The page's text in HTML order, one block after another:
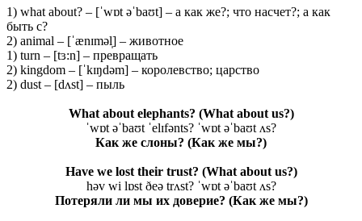
1) what about? – [ˈwɒt əˈbaʊt] – а как же?; что насчет?; а как
быть с?
2) animal – [ˈænɪməl̩] – животное
1) turn – [tɜ:n] – превращать
2) kingdom – [ˈkɪŋdəm] – королевство; царство
2) dust – [dʌst] – пыль
What about elephants? (What about us?)
ˈwɒt əˈbaʊt ˈelɪfənts? ˈwɒt əˈbaʊt ʌs?
Как же слоны? (Как же мы?)
Have we lost their trust? (What about us?)
həv wi lɒst ðeə trʌst? ˈwɒt əˈbaʊt ʌs?
Потеряли ли мы их доверие? (Как же мы?)